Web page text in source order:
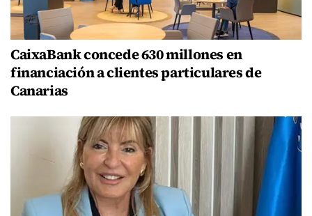
CaixaBank concede 630 millones en
financiación a clientes particulares de
Canarias